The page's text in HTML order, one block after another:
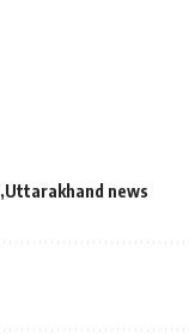
Uttarakhand news